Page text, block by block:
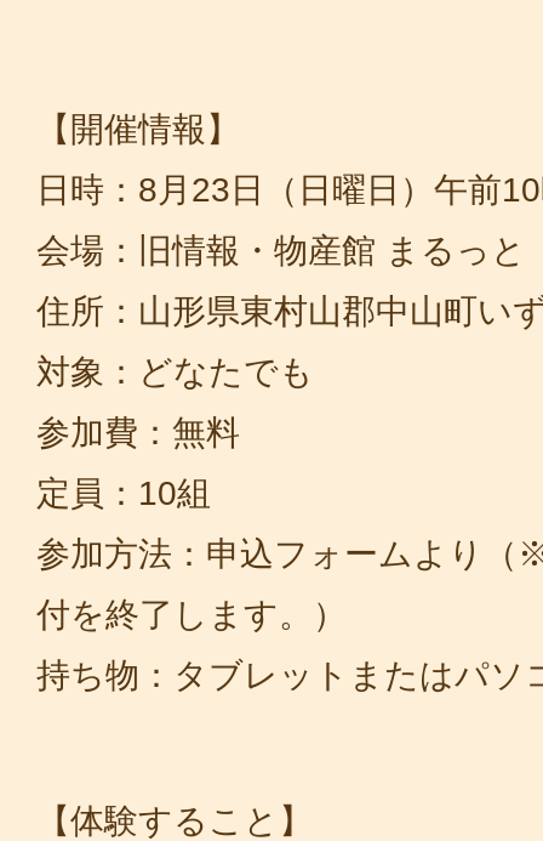
【開催情報】
日時：8月23日（日曜日）午前
会場：旧情報・物産館 まるっと
住所：山形県東村山郡中山町い
対象：どなたでも
参加費：無料
定員：10組
参加方法：申込フォームより（
付を終了します。）
持ち物：タブレットまたはパソ
【体験すること】